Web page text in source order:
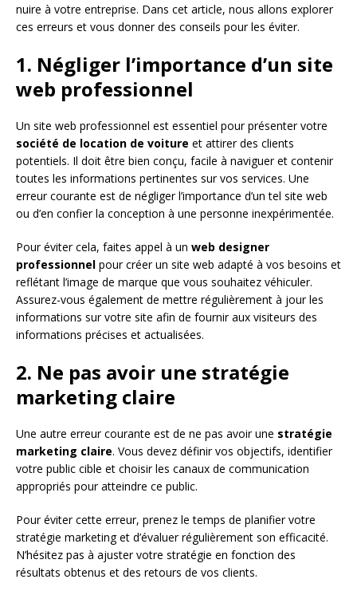
nuire à votre entreprise. Dans cet article, nous allons explorer
ces erreurs et vous donner des conseils pour les éviter.
1. Négliger l’importance d’un site
web professionnel
Un site web professionnel est essentiel pour présenter votre
société de location de voiture et attirer des clients
potentiels. Il doit être bien conçu, facile à naviguer et contenir
toutes les informations pertinentes sur vos services. Une
erreur courante est de négliger l’importance d’un tel site web
ou d’en confier la conception à une personne inexpérimentée.
Pour éviter cela, faites appel à un web designer
professionnel pour créer un site web adapté à vos besoins et
reflétant l’image de marque que vous souhaitez véhiculer.
Assurez-vous également de mettre régulièrement à jour les
informations sur votre site afin de fournir aux visiteurs des
informations précises et actualisées.
2. Ne pas avoir une stratégie
marketing claire
Une autre erreur courante est de ne pas avoir une stratégie
marketing claire. Vous devez définir vos objectifs, identifier
votre public cible et choisir les canaux de communication
appropriés pour atteindre ce public.
Pour éviter cette erreur, prenez le temps de planifier votre
stratégie marketing et d’évaluer régulièrement son efficacité.
N’hésitez pas à ajuster votre stratégie en fonction des
résultats obtenus et des retours de vos clients.